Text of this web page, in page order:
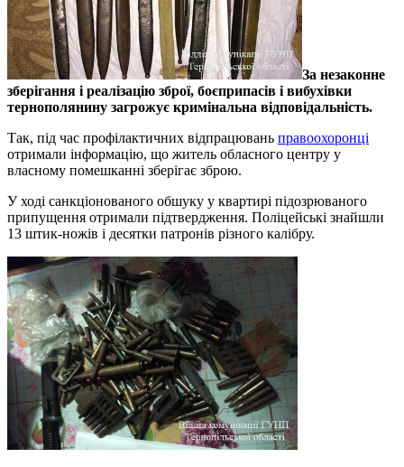
За незаконне
зберігання і реалізацію зброї, боєприпасів і вибухівки
тернополянину загрожує кримінальна відповідальність.
Так, під час профілактичних відпрацювань правоохоронці
отримали інформацію, що житель обласного центру у
власному помешканні зберігає зброю.
У ході санкціонованого обшуку у квартирі підозрюваного
припущення отримали підтвердження. Поліцейські знайшли
13 штик-ножів і десятки патронів різного калібру.